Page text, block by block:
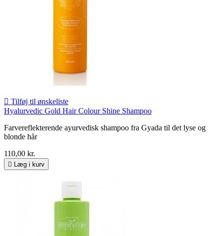
 Tilføj til ønskeliste
Hyalurvedic Gold Hair Colour Shine Shampoo
Farvereflekterende ayurvedisk shampoo fra Gyada til det lyse og
blonde hår
110,00 kr.
 Læg i kurv